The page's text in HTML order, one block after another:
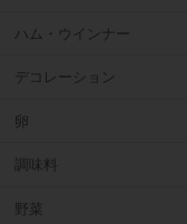
ハム・ウインナー
デコレーション
卵
調味料
野菜